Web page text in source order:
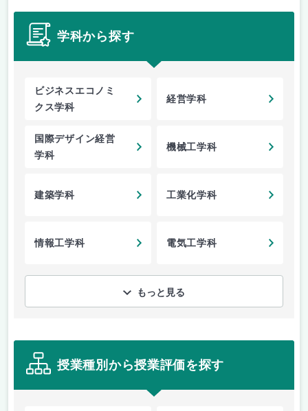
学科から探す
ビジネスエコノミ
クス学科
経営学科
国際デザイン経営
学科
機械工学科
建築学科 工業化学科
情報工学科 電気工学科
もっと見る
授業種別から授業評価を探す